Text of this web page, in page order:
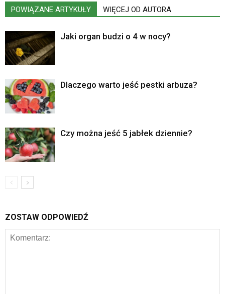
POWIĄZANE ARTYKUŁY WIĘCEJ OD AUTORA
Jaki organ budzi o 4 w nocy?
Dlaczego warto jeść pestki arbuza?
Czy można jeść 5 jabłek dziennie?
ZOSTAW ODPOWIEDŹ